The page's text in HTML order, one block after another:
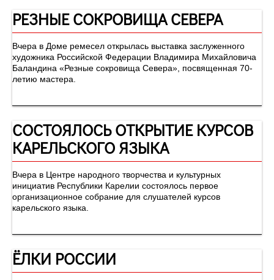
РЕЗНЫЕ СОКРОВИЩА СЕВЕРА
Вчера в Доме ремесел открылась выставка заслуженного
художника Российской Федерации Владимира Михайловича
Баландина «Резные сокровища Севера», посвященная 70-
летию мастера.
СОСТОЯЛОСЬ ОТКРЫТИЕ КУРСОВ
КАРЕЛЬСКОГО ЯЗЫКА
Вчера в Центре народного творчества и культурных
инициатив Республики Карелии состоялось первое
организационное собрание для слушателей курсов
карельского языка.
ЁЛКИ РОССИИ